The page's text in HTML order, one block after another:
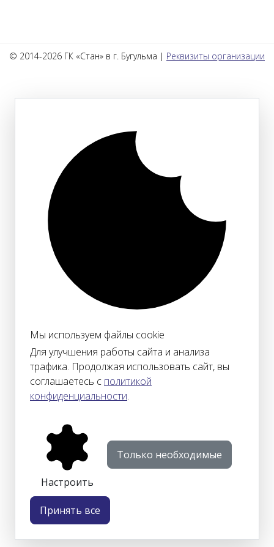
© 2014-2026 ГК «Стан» в г. Бугульма | Реквизиты организации
Мы используем файлы cookie
Для улучшения работы сайта и анализа
трафика. Продолжая использовать сайт, вы
соглашаетесь с политикой
конфиденциальности.
Настроить
Только необходимые
Принять все